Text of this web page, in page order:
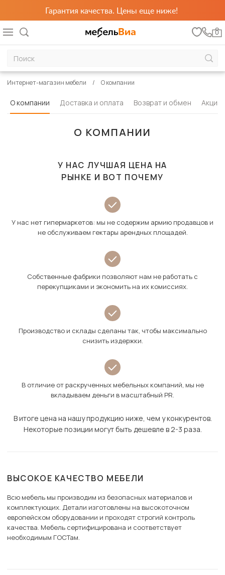
Гарантия качества. Цены еще ниже!
0
Интернет-магазин мебели О компании
О компании Доставка и оплата Возврат и обмен Акции
О КОМПАНИИ
У НАС ЛУЧШАЯ ЦЕНА НА
РЫНКЕ И ВОТ ПОЧЕМУ
У нас нет гипермаркетов: мы не содержим армию продавцов и
не обслуживаем гектары арендных площадей.
Собственные фабрики позволяют нам не работать с
перекупщиками и экономить на их комиссиях.
Производство и склады сделаны так, чтобы максимально
снизить издержки.
В отличие от раскрученных мебельных компаний, мы не
вкладываем деньги в масштабный PR.
В итоге цена на нашу продукцию ниже, чем у конкурентов.
Некоторые позиции могут быть дешевле в 2-3 раза.
ВЫСОКОЕ КАЧЕСТВО МЕБЕЛИ
Всю мебель мы производим из безопасных материалов и
комплектующих. Детали изготовлены на высокоточном
европейском оборудовании и проходят строгий контроль
качества. Мебель сертифицирована и соответствует
необходимым ГОСТам.